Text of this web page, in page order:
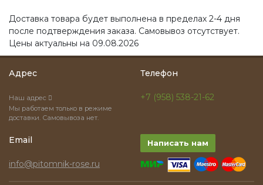
Доставка товара будет выполнена в пределах 2-4 дня
после подтверждения заказа. Самовывоз отсутствует.
Цены актуальны на 09.08.2026
Адрес
Наш адрес
Мы работаем только в режиме
доставки. Самовывоза нет.
Телефон
+7 (958) 538-21-62
Email
info@pitomnik-rose.ru
Написать нам